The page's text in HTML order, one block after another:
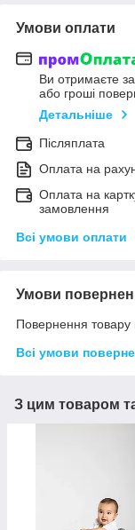
Умови оплати
Ви отримаєте
або гроші
Детальніше
Післяплата
Оплата на
Оплата на
замовлення
Всі умови оплати
Умови
Повернення товару
Всі умови
З цим товаром